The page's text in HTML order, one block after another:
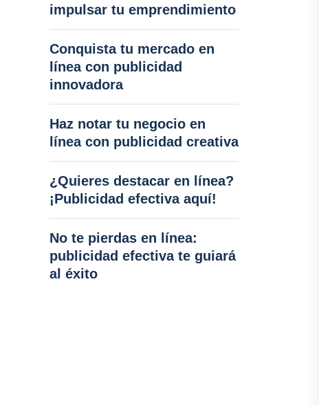
impulsar tu emprendimiento
Conquista tu mercado en
línea con publicidad
innovadora
Haz notar tu negocio en
línea con publicidad creativa
¿Quieres destacar en línea?
¡Publicidad efectiva aquí!
No te pierdas en línea:
publicidad efectiva te guiará
al éxito